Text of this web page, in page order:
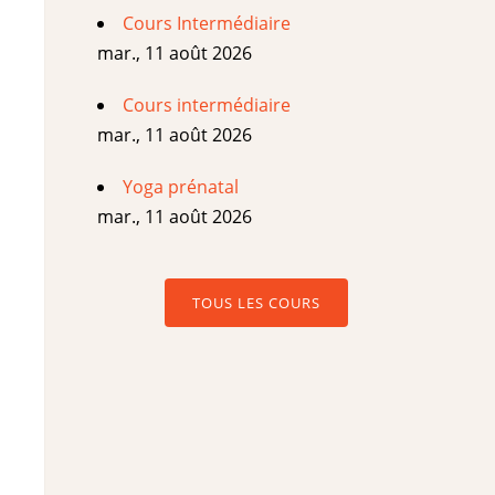
Cours Intermédiaire
mar., 11 août 2026
Cours intermédiaire
mar., 11 août 2026
Yoga prénatal
mar., 11 août 2026
TOUS LES COURS